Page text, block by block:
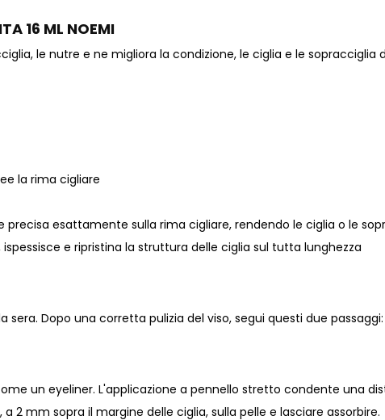
16 ML NOEMI
le nutre e ne migliora la condizione, le ciglia e le sopracciglia
la rima cigliare
esattamente sulla rima cigliare, rendendo le ciglia o le
e ripristina la struttura delle ciglia sul tutta lunghezza
Dopo una corretta pulizia del viso, segui questi due passaggi:
un eyeliner. L'applicazione a pennello stretto condente una
2 mm sopra il margine delle ciglia, sulla pelle e lasciare assorbire.